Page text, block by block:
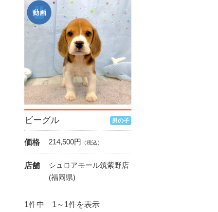
ビーグル 男の子
価格 214,500円 （税込）
店舗
シュロアモール筑紫野店
(福岡県)
1件中 1～1件を表示